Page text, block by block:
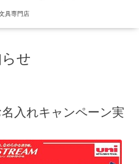
具専門店
せ
入れキャンペーン実